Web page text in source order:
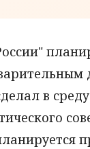
в